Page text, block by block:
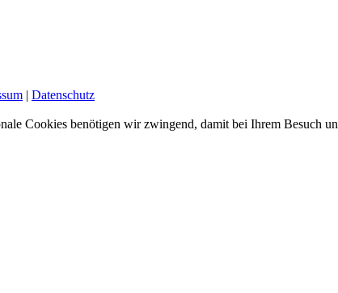
| Datenschutz
Cookies benötigen wir zwingend, damit bei Ihrem Besuch